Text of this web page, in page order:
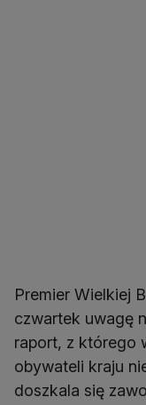
Premier Wielkiej
czwartek uwagę
raport, z którego
obywateli kraju
doszkala się